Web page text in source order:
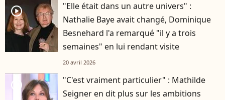
player2
"Elle était dans un autre univers" :
Nathalie Baye avait changé, Dominique
Besnehard l'a remarqué "il y a trois
semaines" en lui rendant visite
20 avril 2026
player2
"C'est vraiment particulier" : Mathilde
Seigner en dit plus sur les ambitions